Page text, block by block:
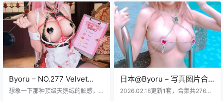
开衩高度藏着若隐若现的绝对领
域，盘扣系住的仿佛不只是衣襟，
还有那么点儿欲说还休的老派性
感，传统中式韵味和直白诱惑的界
限在这里被Byoru踩得有点模…
逗，每个镜头都像在对你低语秘密
——这些独家写真图集可不是随便
能看到的，你得亲自点进去感受那
种心跳加速的瞬间。文件大小虽
大，但下载超快，…
Byoru – NO.277 Velvet
Maid [60P25V-3.33GB]
想象一下那种顶级天鹅绒的触感，
日本@Byoru – 写真图片合
集【持续更新中】
2026.02.18更新1套，合集共276套